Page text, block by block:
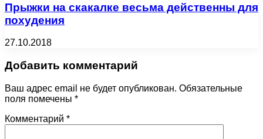
Прыжки на скакалке весьма действенны для
похудения
27.10.2018
Добавить комментарий
Ваш адрес email не будет опубликован. Обязательные
поля помечены *
Комментарий *